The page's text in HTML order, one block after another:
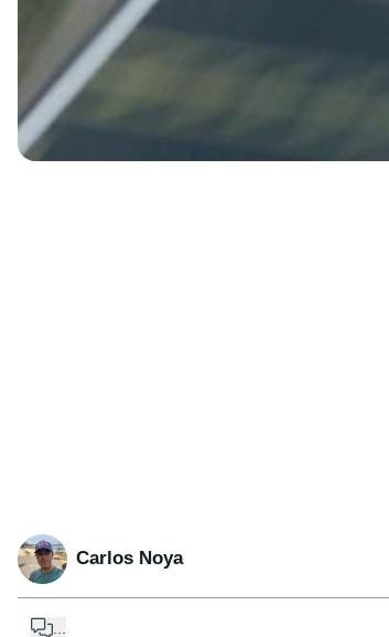
Carlos Noya